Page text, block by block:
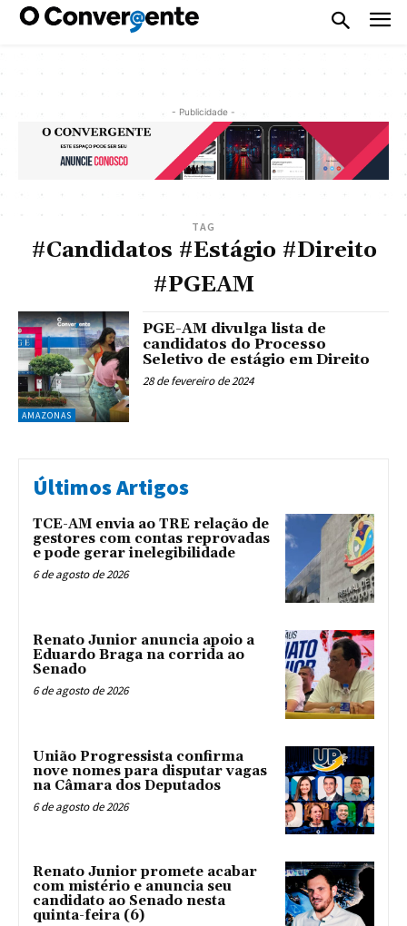
- Publicidade -
TAG
#Candidatos #Estágio #Direito
#PGEAM
AMAZONAS
PGE-AM divulga lista de
candidatos do Processo
Seletivo de estágio em Direito
28 de fevereiro de 2024
Últimos Artigos
TCE-AM envia ao TRE relação de
gestores com contas reprovadas
e pode gerar inelegibilidade
6 de agosto de 2026
Renato Junior anuncia apoio a
Eduardo Braga na corrida ao
Senado
6 de agosto de 2026
União Progressista confirma
nove nomes para disputar vagas
na Câmara dos Deputados
6 de agosto de 2026
Renato Junior promete acabar
com mistério e anuncia seu
candidato ao Senado nesta
quinta-feira (6)